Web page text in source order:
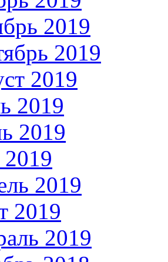
2019
2019
2019
2019
2019
2019
2019
2019